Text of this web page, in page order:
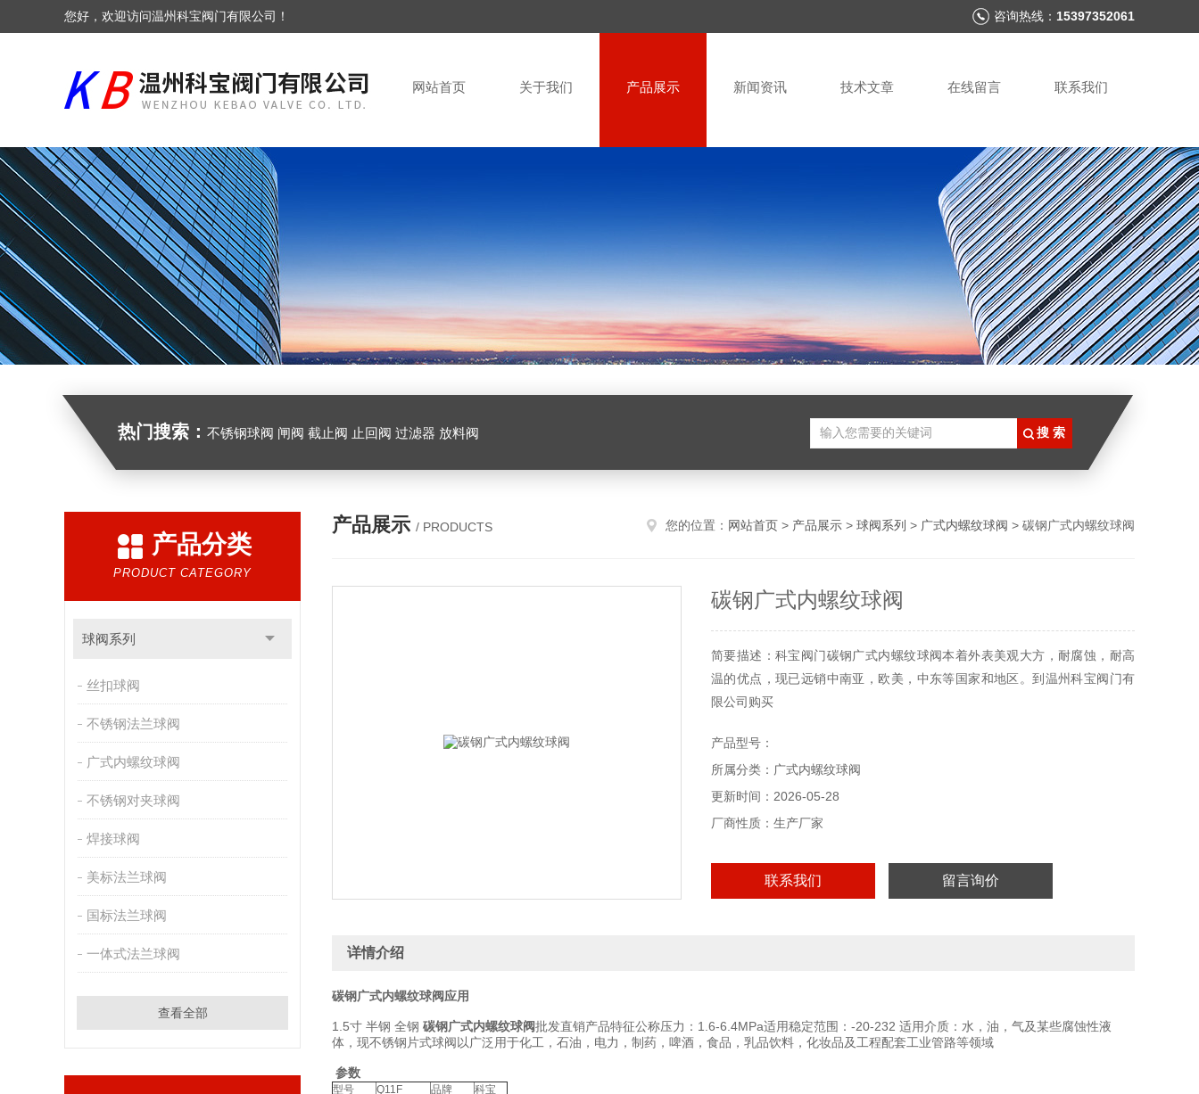
您好，欢迎访问温州科宝阀门有限公司！ 咨询热线： 15397352061
网站首页 关于我们 产品展示 新闻资讯 技术文章 在线留言 联系我们
热门搜索： 不锈钢球阀 闸阀 截止阀 止回阀 过滤器 放料阀
产品分类
PRODUCT CATEGORY
球阀系列
丝扣球阀
不锈钢法兰球阀
广式内螺纹球阀
不锈钢对夹球阀
焊接球阀
美标法兰球阀
国标法兰球阀
一体式法兰球阀
查看全部
产品展示 / PRODUCTS 您的位置： 网站首页 > 产品展示 > 球阀系列 > 广式内螺纹球阀 > 碳钢广式内螺纹球阀
碳钢广式内螺纹球阀
简要描述：科宝阀门碳钢广式内螺纹球阀本着外表美观大方，耐腐蚀，耐高
温的优点，现已远销中南亚，欧美，中东等国家和地区。到温州科宝阀门有
限公司购买
产品型号：
所属分类：广式内螺纹球阀
更新时间：2026-05-28
厂商性质：生产厂家
联系我们 留言询价
详情介绍
碳钢广式内螺纹球阀应用
1.5寸 半钢 全钢 碳钢广式内螺纹球阀批发直销产品特征公称压力：1.6-6.4MPa适用稳定范围：-20-232 适用介质：水，油，气及某些腐蚀性液
体，现不锈钢片式球阀以广泛用于化工，石油，电力，制药，啤酒，食品，乳品饮料，化妆品及工程配套工业管路等领域
参数
型号 Q11F 品牌
科宝